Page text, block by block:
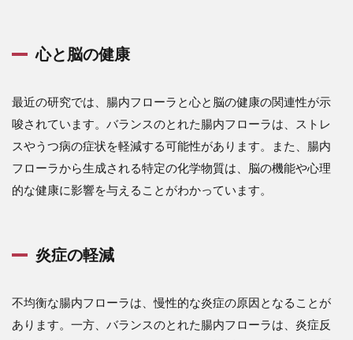
心と脳の健康
最近の研究では、腸内フローラと心と脳の健康の関連性が示
唆されています。バランスのとれた腸内フローラは、ストレ
スやうつ病の症状を軽減する可能性があります。また、腸内
フローラから生成される特定の化学物質は、脳の機能や心理
的な健康に影響を与えることがわかっています。
炎症の軽減
不均衡な腸内フローラは、慢性的な炎症の原因となることが
あります。一方、バランスのとれた腸内フローラは、炎症反